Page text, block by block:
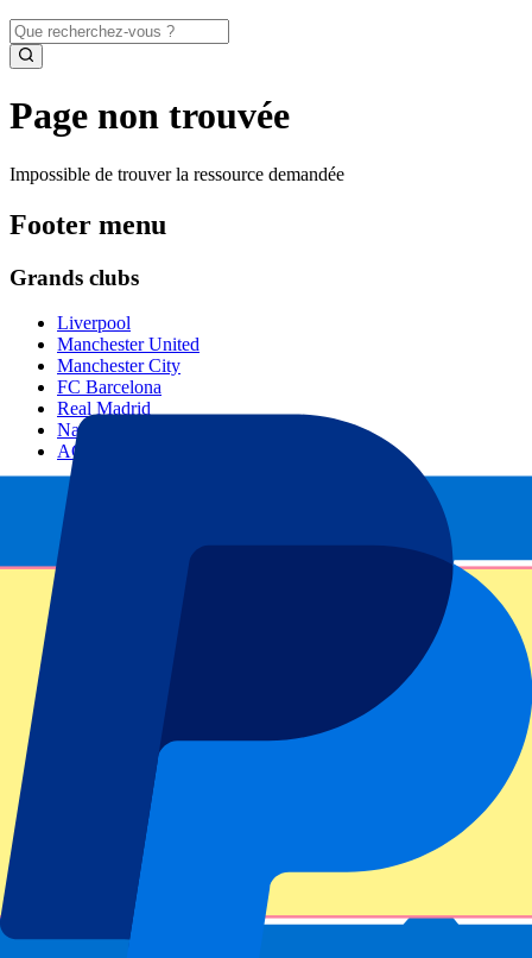
Page non trouvée
Impossible de trouver la ressource demandée
Footer menu
Grands clubs
Liverpool
Manchester United
Manchester City
FC Barcelona
Real Madrid
Napoli
AC Milan
Événements populaires
GP Espagne
Tous les sports
Championnats de football
Ligue des Champions
Premier League
Serie A